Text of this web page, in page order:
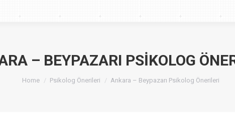
– BEYPAZARI PSIKOLOG
You are here:
Home Psikolog Önerileri Ankara – Beypazarı Psikolog Önerileri